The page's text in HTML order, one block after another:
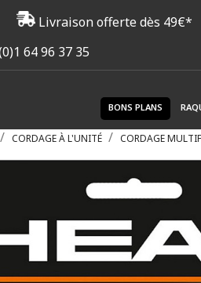
Livraison offerte dès 49€*
64 96 37 35
BONS PLANS
CORDAGE À L'UNITÉ CORDAGE